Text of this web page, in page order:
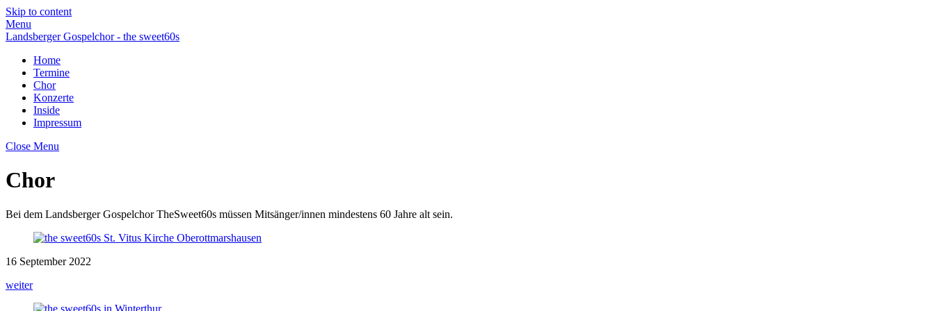
Skip to content
Menu
Landsberger Gospelchor - the sweet60s
Home
Termine
Chor
Konzerte
Inside
Impressum
Close Menu
Chor
Bei dem Landsberger Gospelchor TheSweet60s müssen Mitsänger/innen mindestens 60 Jahre alt sein.
16 September 2022
weiter